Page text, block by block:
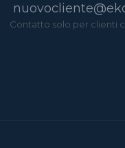
Contatto solo per clienti